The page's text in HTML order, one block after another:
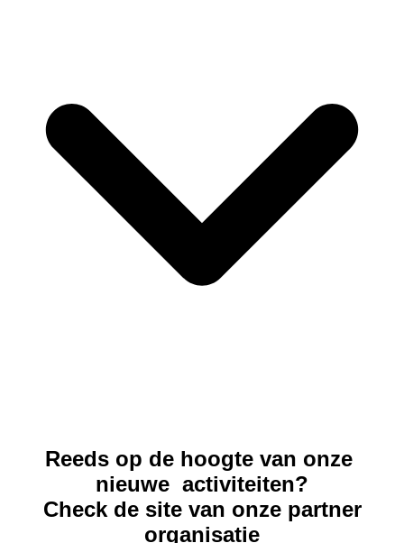
Reeds op de hoogte van onze
nieuwe activiteiten?
Check de site van onze partner
organisatie